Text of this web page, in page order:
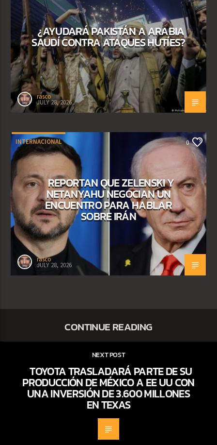
¿AYUDARÁ PAKISTÁN A ARABIA
SAUDÍ CONTRA ATAQUES HUTÍES?
rasco
JULY 28, 2026
INTERNACIONAL 0
REPORTAN QUE ZELENSKI Y
NETANYAHU NEGOCIAN UN
ENCUENTRO PARA HABLAR
SOBRE IRÁN
rasco
JULY 28, 2026
CONTINUE READING
NEXT POST
TOYOTA TRASLADARÁ PARTE DE SU
PRODUCCIÓN DE MÉXICO A EE UU CON
UNA INVERSIÓN DE 3.600 MILLONES
EN TEXAS